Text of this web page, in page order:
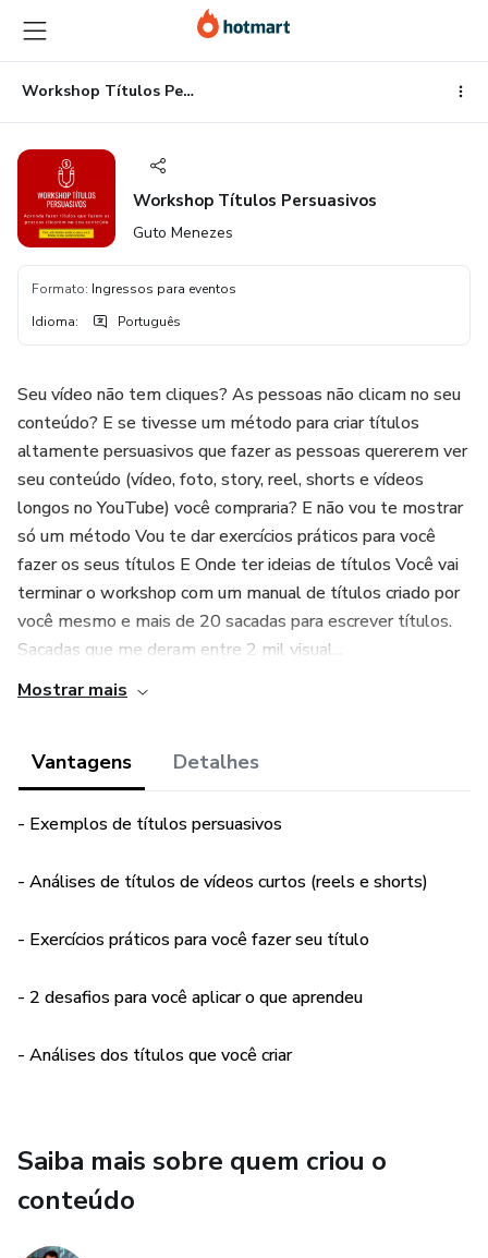
para
o
conteúdo
principal
para
o
pagamento
para
o
rodapé
Workshop Títulos Persuasivos
Workshop Títulos Persuasivos
Guto Menezes
Formato: Ingressos para eventos
Idioma: Português
Seu vídeo não tem cliques? As pessoas não clicam no seu
conteúdo? E se tivesse um método para criar títulos
altamente persuasivos que fazer as pessoas quererem ver
seu conteúdo (vídeo, foto, story, reel, shorts e vídeos
longos no YouTube) você compraria? E não vou te mostrar
só um método Vou te dar exercícios práticos para você
fazer os seus títulos E Onde ter ideias de títulos Você vai
terminar o workshop com um manual de títulos criado por
você mesmo e mais de 20 sacadas para escrever títulos.
Sacadas que me deram entre 2 mil visual...
Mostrar mais
Vantagens Detalhes
- Exemplos de títulos persuasivos
- Análises de títulos de vídeos curtos (reels e shorts)
- Exercícios práticos para você fazer seu título
- 2 desafios para você aplicar o que aprendeu
- Análises dos títulos que você criar
Saiba mais sobre quem criou o
conteúdo